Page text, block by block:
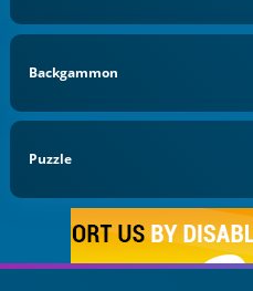
Backgammon
Puzzle